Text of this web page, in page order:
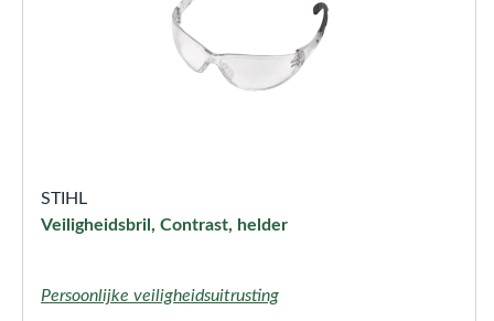
STIHL
Veiligheidsbril, Contrast, helder
Persoonlijke veiligheidsuitrusting